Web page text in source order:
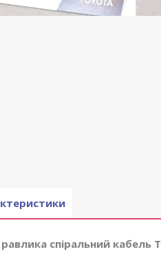
спіральний кабель